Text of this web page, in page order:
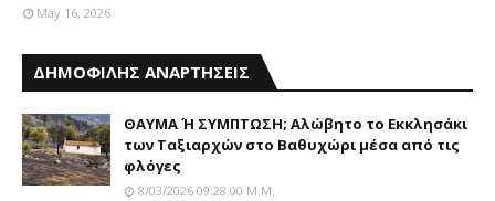
May 16, 2026
ΔΗΜΟΦΙΛΗΣ ΑΝΑΡΤΗΣΕΙΣ
ΘΑΥΜΑ Ή ΣΥΜΠΤΩΣΗ; Aλώβητο το Eκκλησάκι
των Tαξιαρχών στο Bαθυχώρι μέσα από τις
φλόγες
8/03/2026 09:28:00 Μ.μ.